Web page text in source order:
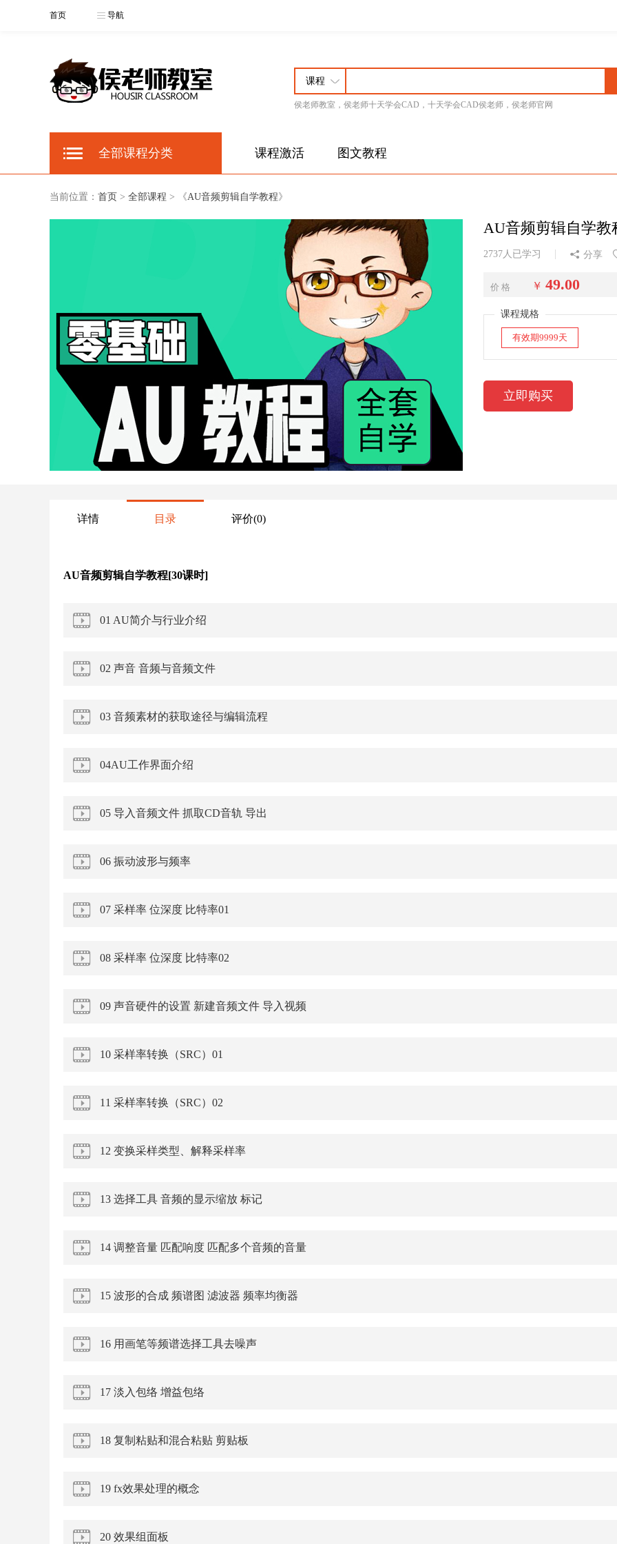
首页 导航
侯老师教室，侯老师十天学会CAD，十天学会CAD侯老师，侯老师官网
全部课程分类 课程激活 图文教程
当前位置： 首页 > 全部课程 > 《AU音频剪辑自学教程》
AU音频剪辑自学教
2737人已学习 分享
价 格 ￥ 49.00
课程规格
有效期9999天
立即购买
详情 目录 评价(0)
AU音频剪辑自学教程[30课时]
01 AU简介与行业介绍
02 声音 音频与音频文件
03 音频素材的获取途径与编辑流程
04AU工作界面介绍
05 导入音频文件 抓取CD音轨 导出
06 振动波形与频率
07 采样率 位深度 比特率01
08 采样率 位深度 比特率02
09 声音硬件的设置 新建音频文件 导入视频
10 采样率转换（SRC）01
11 采样率转换（SRC）02
12 变换采样类型、解释采样率
13 选择工具 音频的显示缩放 标记
14 调整音量 匹配响度 匹配多个音频的音量
15 波形的合成 频谱图 滤波器 频率均衡器
16 用画笔等频谱选择工具去噪声
17 淡入包络 增益包络
18 复制粘贴和混合粘贴 剪贴板
19 fx效果处理的概念
20 效果组面板